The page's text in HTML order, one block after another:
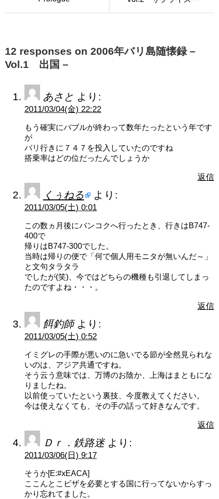
12 responses on 2006年バリ島随懐録 –
Vol.1 出国 –
あさと より:
2011/03/04(金) 22:22
もう確実にバブルが終わって数年たったという年です
が
バリ行きに７４７を投入していたのですね
搭乗率はどの位だったんでしょうか
返信
くぅねる より:
2011/03/05(土) 0:01
この数ヵ月後にバンコクへ行ったとき、行きはB747-
400で
帰りはB747-300でした。
当時は帰りの便で「何で個人用モニタが無いんだ～」
と文句タラタラ
でしたが(笑)、今ではどちらの機種も引退してしまっ
たのですよね・・・。
返信
餌釣師 より:
2011/03/05(土) 0:52
イミグレの手際が悪いのに急いでる節が全然見られな
いのは、アジア共通ですね。
そう云う意味では、万博のお陰か、上海はまともにな
りましたね。
以前使っていたという裏技、今度教えてください。
今は使えなくても、その手の話って好きなんです。
返信
Ｄｒ．鉄路迷 より:
2011/03/06(日) 9:17
そうか[E:#xEACA]
ここんとこビザを必要とする国に行ってないからすっ
かり忘れてました。